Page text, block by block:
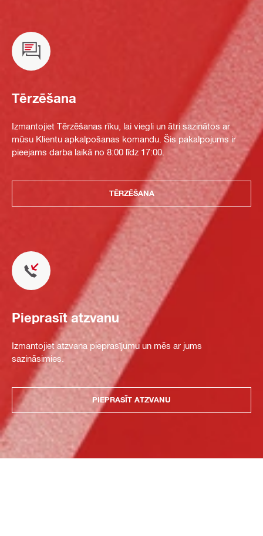
Tērzēšana
Izmantojiet Tērzēšanas rīku, lai viegli un ātri sazinātos ar
mūsu Klientu apkalpošanas komandu. Šis pakalpojums ir
pieejams darba laikā no 8:00 līdz 17:00.
TĒRZĒŠANA
Pieprasīt atzvanu
Izmantojiet atzvana pieprasījumu un mēs ar jums
sazināsimies.
PIEPRASĪT ATZVANU